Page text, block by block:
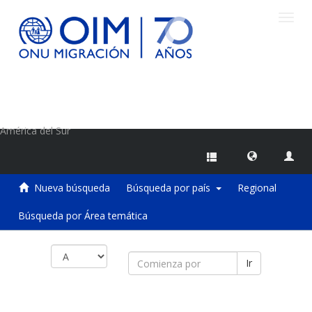
América del Sur
Nueva búsqueda Búsqueda por país Regional
Búsqueda por Área temática
Ir